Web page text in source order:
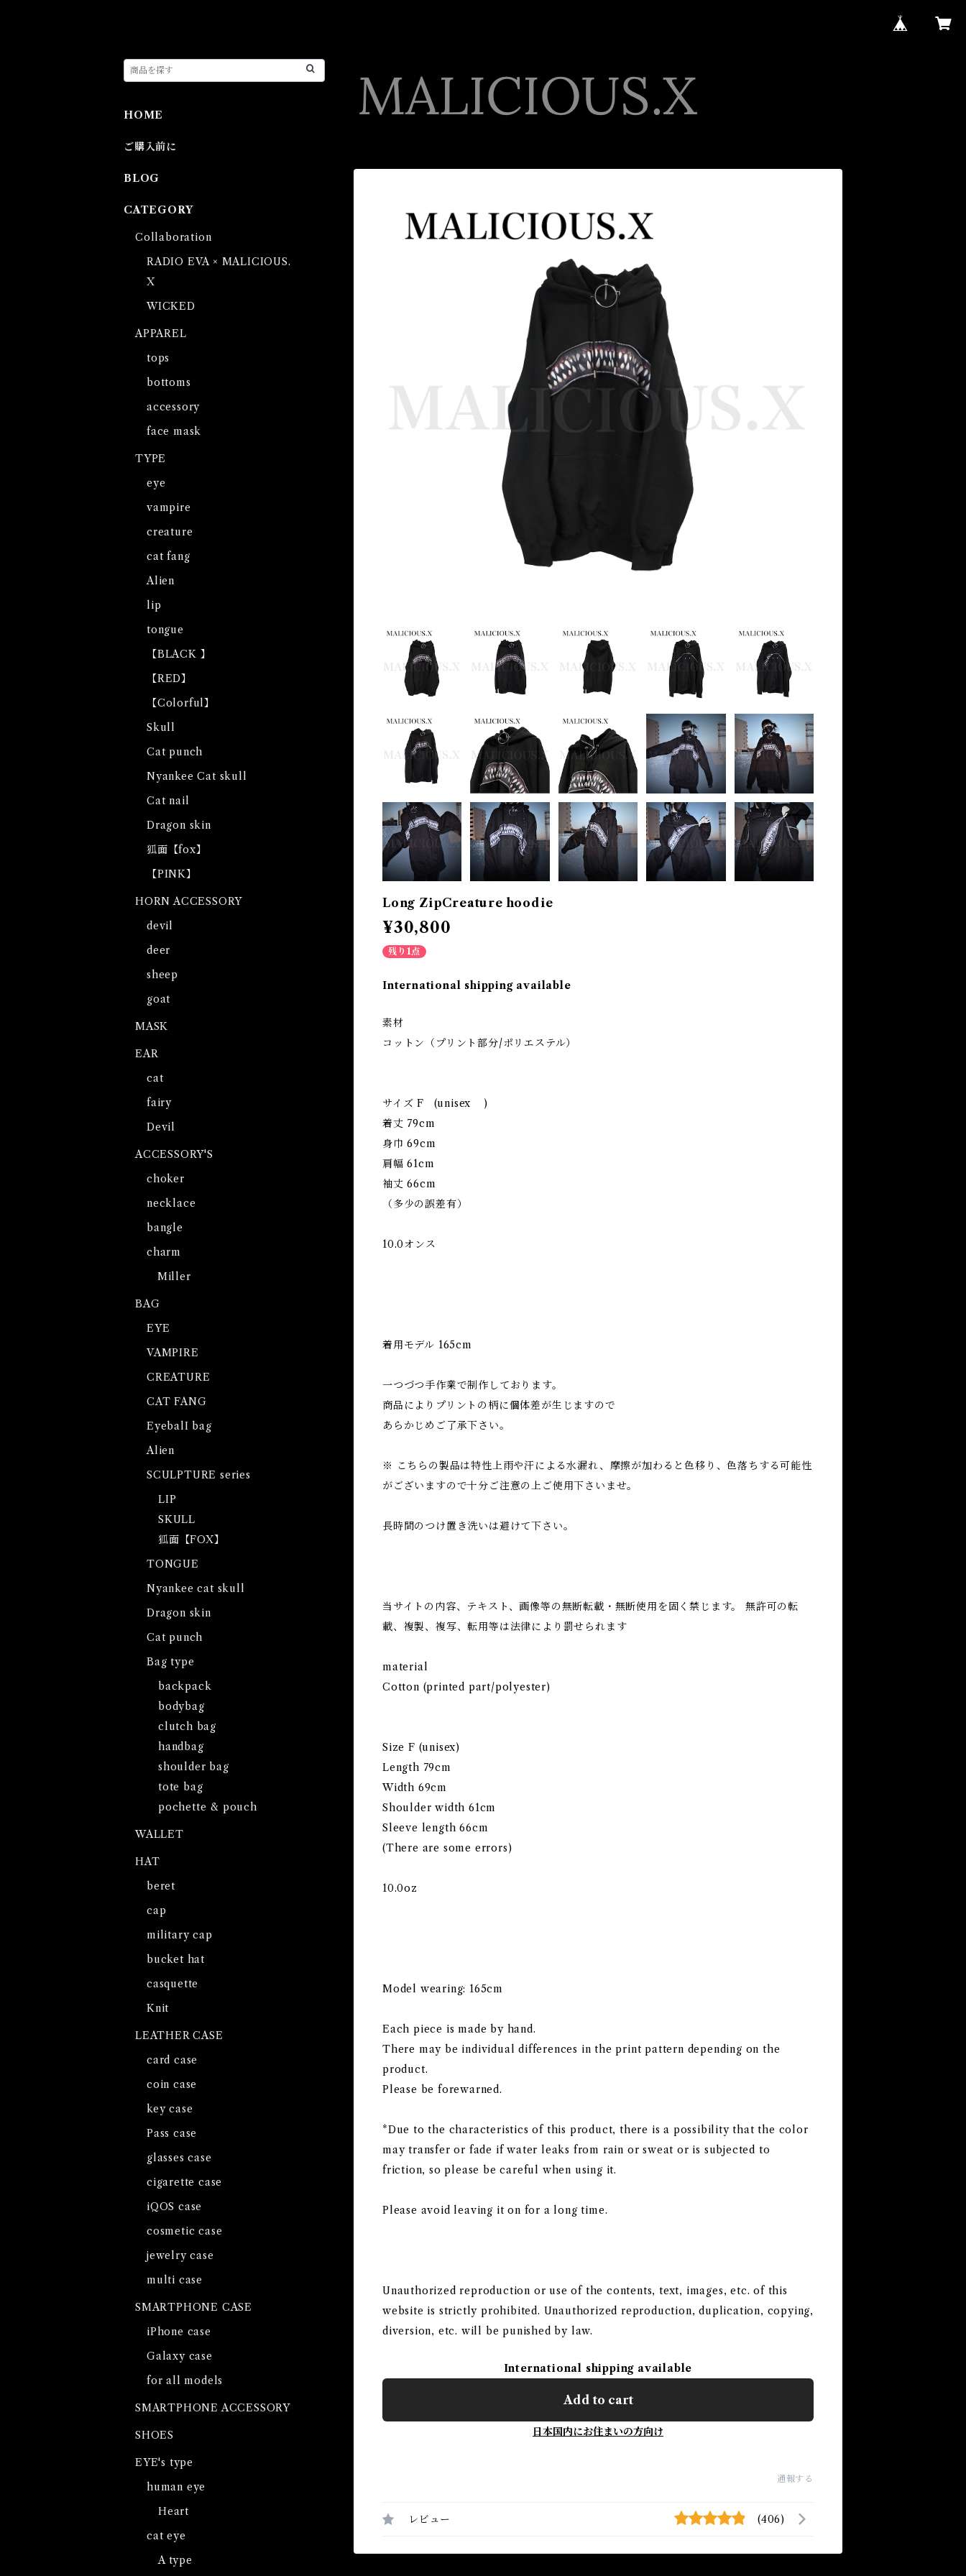
Long ZipCreature hoodie
¥30,800
残り1点
International shipping available
素材
コットン（プリント部分/ポリエステル）
サイズ F (unisex )
着丈 79cm
身巾 69cm
肩幅 61cm
袖丈 66cm
（多少の誤差有）
10.0オンス
着用モデル 165cm
一つづつ手作業で制作しております。
商品によりプリントの柄に個体差が生じますので
あらかじめご了承下さい。
※ こちらの製品は特性上雨や汗による水漏れ、摩擦が加わると色移り、色落ちする可能性
がございますので十分ご注意の上ご使用下さいませ。
長時間のつけ置き洗いは避けて下さい。
当サイトの内容、テキスト、画像等の無断転載・無断使用を固く禁じます。 無許可の転
載、複製、複写、転用等は法律により罰せられます
material
Cotton (printed part/polyester)
Size F (unisex)
Length 79cm
Width 69cm
Shoulder width 61cm
Sleeve length 66cm
(There are some errors)
10.0oz
Model wearing: 165cm
Each piece is made by hand.
There may be individual differences in the print pattern depending on the
product.
Please be forewarned.
*Due to the characteristics of this product, there is a possibility that the color
may transfer or fade if water leaks from rain or sweat or is subjected to
friction, so please be careful when using it.
Please avoid leaving it on for a long time.
Unauthorized reproduction or use of the contents, text, images, etc. of this
website is strictly prohibited. Unauthorized reproduction, duplication, copying,
diversion, etc. will be punished by law.
International shipping available
Add to cart
日本国内にお住まいの方向け
通報する
レビュー (406)
HOME
ご購入前に
BLOG
CATEGORY
Collaboration
RADIO EVA × MALICIOUS.
X
WICKED
APPAREL
tops
bottoms
accessory
face mask
TYPE
eye
vampire
creature
cat fang
Alien
lip
tongue
【BLACK 】
【RED】
【Colorful】
Skull
Cat punch
Nyankee Cat skull
Cat nail
Dragon skin
狐面【fox】
【PINK】
HORN ACCESSORY
devil
deer
sheep
goat
MASK
EAR
cat
fairy
Devil
ACCESSORY'S
choker
necklace
bangle
charm
Miller
BAG
EYE
VAMPIRE
CREATURE
CAT FANG
EyebalI bag
Alien
SCULPTURE series
LIP
SKULL
狐面【FOX】
TONGUE
Nyankee cat skull
Dragon skin
Cat punch
Bag type
backpack
bodybag
clutch bag
handbag
shoulder bag
tote bag
pochette & pouch
WALLET
HAT
beret
cap
military cap
bucket hat
casquette
Knit
LEATHER CASE
card case
coin case
key case
Pass case
glasses case
cigarette case
iQOS case
cosmetic case
jewelry case
multi case
SMARTPHONE CASE
iPhone case
Galaxy case
for all models
SMARTPHONE ACCESSORY
SHOES
EYE's type
human eye
Heart
cat eye
A type